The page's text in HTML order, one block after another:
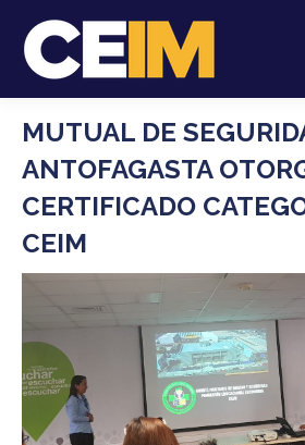
MUTUAL DE
ANTOFAGASTA
CERTIFICADO
CEIM